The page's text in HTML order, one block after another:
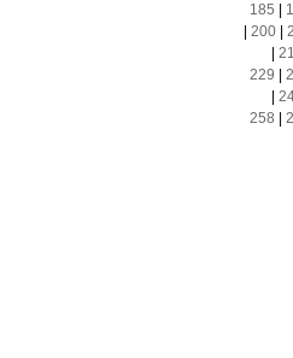
185
200|
229
258